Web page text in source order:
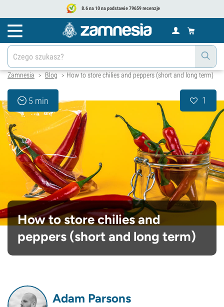
8.6 na 10 na podstawie 79659 recenzje
Zamnesia > Blog > How to store chilies and peppers (short and long term)
5 min 1
How to store chilies and
peppers (short and long term)
Adam Parsons